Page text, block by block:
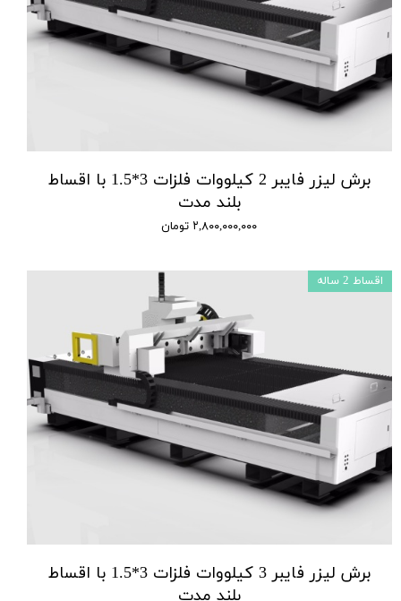
برش لیزر فایبر 2 کیلووات فلزات 3*1.5 با اقساط
بلند مدت
۲,۸۰۰,۰۰۰,۰۰۰ تومان
برش لیزر فایبر 3 کیلووات فلزات 3*1.5 با اقساط
بلند مدت
اقساط 2 ساله